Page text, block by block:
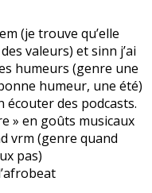
(je trouve qu’elle
valeurs) et sinn j’ai
humeurs (genre une
humeur, une été)
écouter des podcasts.
» en goûts musicaux
vrm (genre quand
pas)